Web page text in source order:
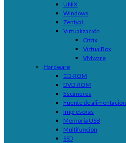
UNIX
Windows
Zentyal
Virtualización
Citrix
VirtualBox
VMware
Hardware
CD-ROM
DVD-ROM
Escáneres
Fuente de alimentación
Impresoras
Memoria USB
Multifunción
SSD